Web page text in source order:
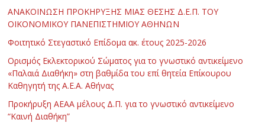
ΑΝΑΚΟΙΝΩΣΗ ΠΡΟΚΗΡΥΞΗΣ ΜΙΑΣ ΘΕΣΗΣ Δ.Ε.Π. ΤΟΥ
ΟΙΚΟΝΟΜΙΚΟΥ ΠΑΝΕΠΙΣΤΗΜΙΟΥ ΑΘΗΝΩΝ
Φοιτητικό Στεγαστικό Επίδομα ακ. έτους 2025-2026
Ορισμός Εκλεκτορικού Σώματος για το γνωστικό αντικείμενο
«Παλαιά Διαθήκη» στη βαθμίδα του επί θητεία Επίκουρου
Καθηγητή της Α.Ε.Α. Αθήνας
Προκήρυξη ΑΕΑΑ μέλους Δ.Π. για το γνωστικό αντικείμενο
“Καινή Διαθήκη”